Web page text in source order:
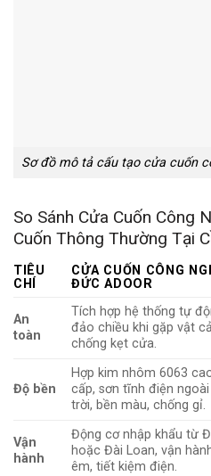
Sơ đồ mô tả cấu tạo cửa cuốn
So Sánh Cửa Cuốn Công
Cuốn Thông Thường Tại
TIÊU
CHÍ
CỬA CUỐN CÔNG
ĐỨC ADOOR
An
toàn
Tích hợp hệ thống tự
đảo chiều khi gặp vật
chống kẹt cửa.
Độ bền
Hợp kim nhôm 6063
cấp, sơn tĩnh điện ngoài
trời, bền màu, chống gỉ.
Vận
hành
Động cơ nhập khẩu từ
hoặc Đài Loan, vận
êm, tiết kiệm điện.